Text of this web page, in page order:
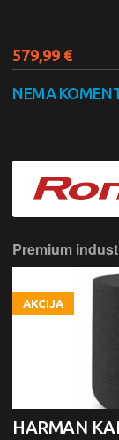
579,99 €
NEMA
Premium
AKCIJA
HARMAN